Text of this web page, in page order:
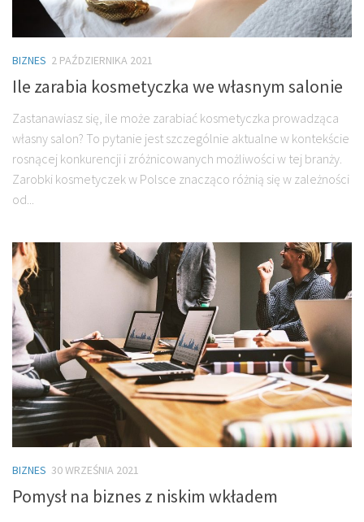
BIZNES 2 PAŹDZIERNIKA 2021
Ile zarabia kosmetyczka we własnym salonie
Zastanawiasz się, ile może zarabiać kosmetyczka prowadząca
własny salon? To pytanie jest szczególnie aktualne w kontekście
rosnącej konkurencji i zróżnicowanych możliwości w tej branży.
Zarobki kosmetyczek w Polsce znacząco różnią się w zależności
od...
BIZNES 30 WRZEŚNIA 2021
Pomysł na biznes z niskim wkładem